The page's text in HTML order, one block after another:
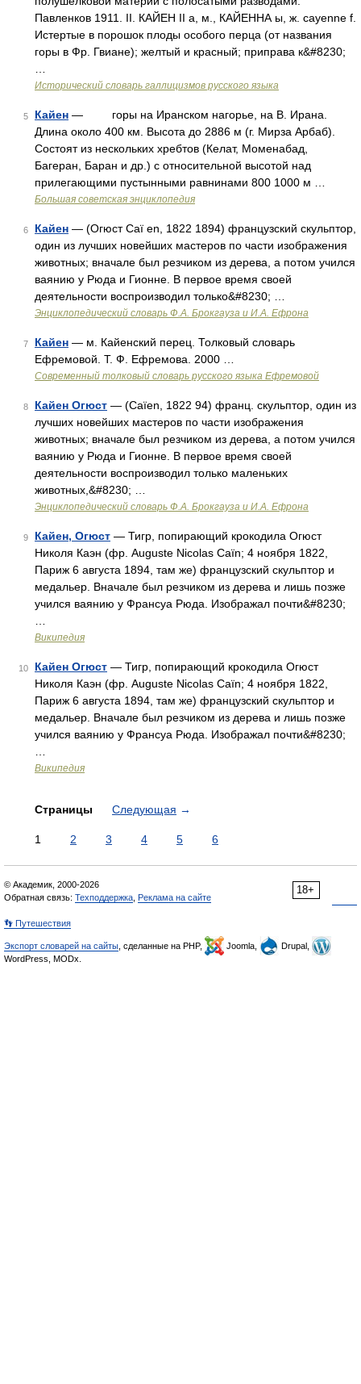
Павленков 1911. II. КАЙЕН II а, м., КАЙЕННА ы, ж. cayenne f.
Истертые в порошок плоды особого перца (от названия
горы в Фр. Гвиане); желтый и красный; приправа к&#8230;
Исторический словарь галлицизмов русского языка
5 Кайен — горы на Иранском нагорье, на В. Ирана.
Длина около 400 км. Высота до 2886 м (г. Мирза Арбаб).
Состоят из нескольких хребтов (Келат, Моменабад,
Багеран, Баран и др.) с относительной высотой над
прилегающими пустынными равнинами 800 1000 м …
Большая советская энциклопедия
6 Кайен — (Огюст Caï en, 1822 1894) французский скульптор,
один из лучших новейших мастеров по части изображения
животных; вначале был резчиком из дерева, а потом учился
ваянию у Рюда и Гионне. В первое время своей
деятельности воспроизводил только&#8230; …
Энциклопедический словарь Ф.А. Брокгауза и И.А. Ефрона
7 Кайен — м. Кайенский перец. Толковый словарь
Ефремовой. Т. Ф. Ефремова. 2000 …
Современный толковый словарь русского языка Ефремовой
8 Кайен Огюст — (Caïen, 1822 94) франц. скульптор, один из
лучших новейших мастеров по части изображения
животных; вначале был резчиком из дерева, а потом учился
ваянию у Рюда и Гионне. В первое время своей
деятельности воспроизводил только маленьких
животных,&#8230; …
Энциклопедический словарь Ф.А. Брокгауза и И.А. Ефрона
9 Кайен, Огюст — Тигр, попирающий крокодила Огюст
Николя Каэн (фр. Auguste Nicolas Caïn; 4 ноября 1822,
Париж 6 августа 1894, там же) французский скульптор и
медальер. Вначале был резчиком из дерева и лишь позже
учился ваянию у Франсуа Рюда. Изображал почти&#8230;
Википедия
10 Кайен Огюст — Тигр, попирающий крокодила Огюст
Николя Каэн (фр. Auguste Nicolas Caïn; 4 ноября 1822,
Париж 6 августа 1894, там же) французский скульптор и
медальер. Вначале был резчиком из дерева и лишь позже
учился ваянию у Франсуа Рюда. Изображал почти&#8230;
Википедия
Страницы Следующая →
1 2 3 4 5 6
18+
© Академик, 2000-2026
Обратная связь: Техподдержка Реклама на сайте
👣 Путешествия
Экспорт словарей на сайты , сделанные на PHP, Joomla,
Drupal,
WordPress, MODx.